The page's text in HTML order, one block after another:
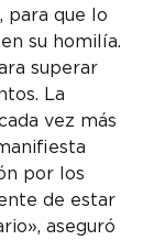
para que lo
su homilía.
superar
La
vez más
por los
de estar
aseguró